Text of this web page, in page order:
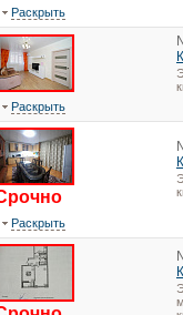
Раскрыть
Раскрыть
Раскрыть